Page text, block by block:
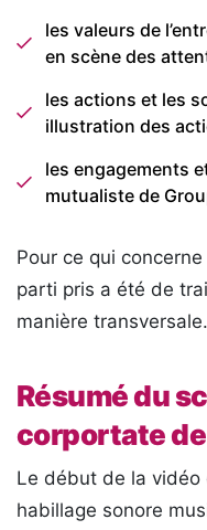
les valeurs de
en scène des
les actions et les
illustration des
les engagements
mutualiste de
Pour ce qui
parti pris a été de
manière transversale.
Résumé du
corportate
Le début de la vidéo
habillage sonore